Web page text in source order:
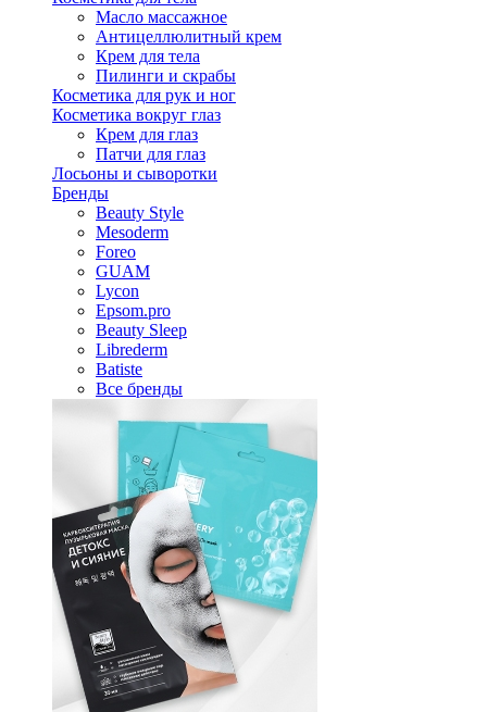
Масло массажное
Антицеллюлитный крем
Крем для тела
Пилинги и скрабы
Косметика для рук и ног
Косметика вокруг глаз
Крем для глаз
Патчи для глаз
Лосьоны и сыворотки
Бренды
Beauty Style
Mesoderm
Foreo
GUAM
Lycon
Epsom.pro
Beauty Sleep
Librederm
Batiste
Все бренды